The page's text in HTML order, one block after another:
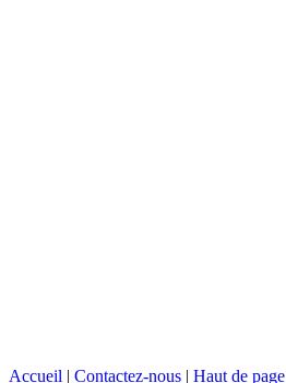
Accueil | Contactez-nous | Haut de page